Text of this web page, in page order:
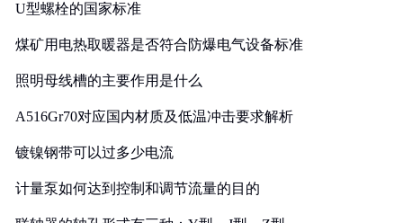
U型螺栓的国家标准
煤矿用电热取暖器是否符合防爆电气设备标准
照明母线槽的主要作用是什么
A516Gr70对应国内材质及低温冲击要求解析
镀镍钢带可以过多少电流
计量泵如何达到控制和调节流量的目的